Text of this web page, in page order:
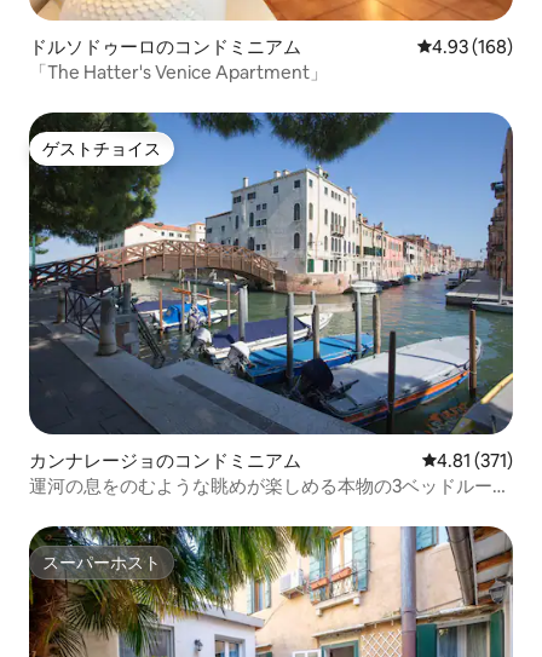
ドルソドゥーロのコンドミニアム レビュー168
4.93 (168)
「The Hatter's Venice Apartment」
ゲストチョイス
ゲストチョイス
カンナレージョのコンドミニアム レビュー371
4.81 (371)
運河の息をのむような眺めが楽しめる本物の3ベッドルーム
スーパーホスト
スーパーホスト